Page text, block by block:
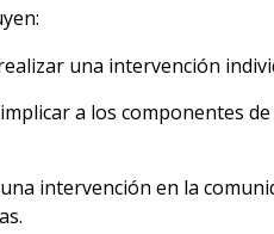
una intervención
a los componentes
intervención en la